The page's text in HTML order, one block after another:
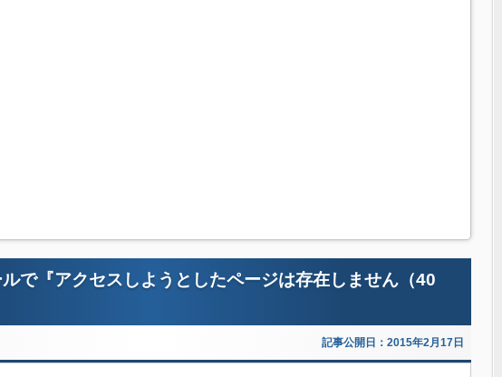
で『アクセスしようとしたページは存在しません（40
記事公開日：2015年2月17日